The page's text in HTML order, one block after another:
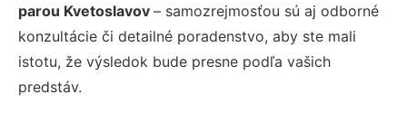
parou Kvetoslavov – samozrejmosťou sú aj odborné
konzultácie či detailné poradenstvo, aby ste mali
istotu, že výsledok bude presne podľa vašich
predstáv.